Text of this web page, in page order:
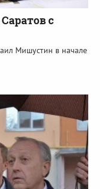
с
Мишустин в начале